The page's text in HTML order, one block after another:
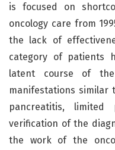
is focused on
oncology care from
the lack of
category of patients
latent course of the
manifestations similar
pancreatitis, limited
verification of the
the work of the